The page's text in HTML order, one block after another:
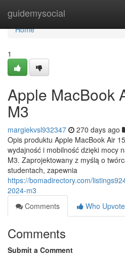
guidemysocial
Home
Home
1
Apple MacBook
M3
margiekvsl932347 270 days ago
Opis produktu Apple MacBook Air
wydajność i mobilność dzięki mocy
M3. Zaprojektowany z myślą o
studentach, zapewnia
https://bomadirectory.com/
2024-m3
Comments
Who
Comments
Submit a Comment